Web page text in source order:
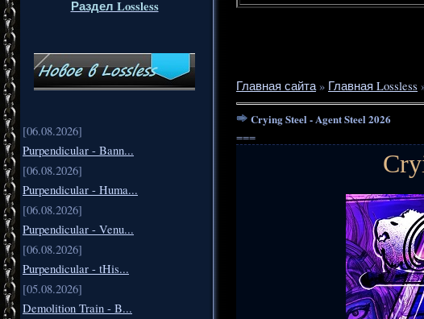
Раздел Lossless
[06.08.2026]
Purpendicular - Bann...
[06.08.2026]
Purpendicular - Huma...
[06.08.2026]
Purpendicular - Venu...
[06.08.2026]
Purpendicular - tHis...
[05.08.2026]
Demolition Train - B...
Главная сайта» Главная Lossless
Crying Steel - Agent Steel 2026
===